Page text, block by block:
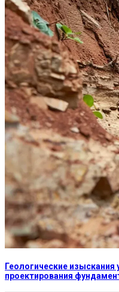
Геологические изыскания
проектирования